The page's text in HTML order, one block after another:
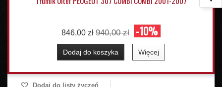
846,00 zł 940,00 zł -10%
Dodaj do koszyka Więcej
Dodaj do listy życzeń